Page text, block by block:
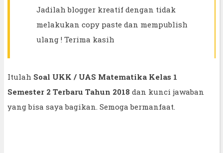
Jadilah blogger kreatif dengan tidak
melakukan copy paste dan mempublish
ulang ! Terima kasih
Itulah Soal UKK / UAS Matematika Kelas 1
Semester 2 Terbaru Tahun 2018 dan kunci jawaban
yang bisa saya bagikan. Semoga bermanfaat.